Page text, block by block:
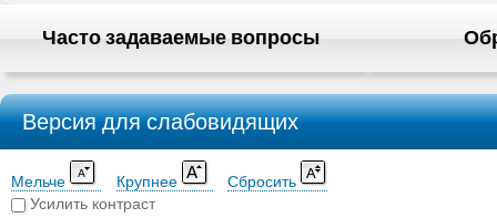
Часто задаваемые вопросы
Версия для слабовидящих
Мельче Крупнее
Сбросить
Усилить контраст